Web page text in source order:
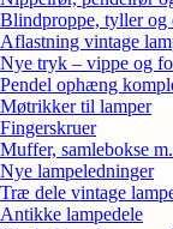
Blindproppe, tyller og
Aflastning vintage
Nye tryk – vippe og
Pendel ophæng
Møtrikker til lamper
Fingerskruer
Muffer, samlebokse
Nye lampeledninger
Træ dele vintage
Antikke lampedele